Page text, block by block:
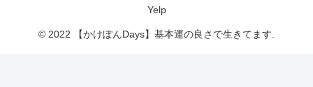
Yelp
© 2022 【かけぽんDays】基本運の良さで生きてます.